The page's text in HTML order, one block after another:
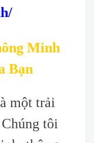
Minh
Bạn
một trải
tôi